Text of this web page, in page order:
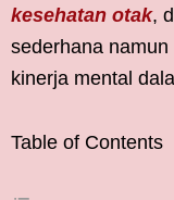
kesehatan otak,
sederhana
kinerja mental
Table of Contents